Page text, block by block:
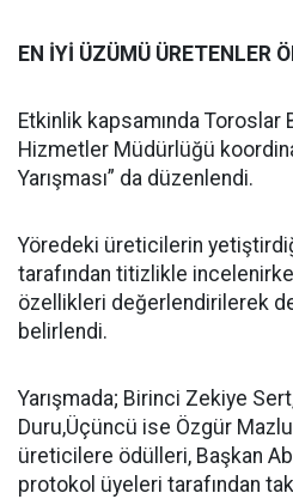
EN İYİ ÜZÜMÜ ÜRETENLER
Etkinlik kapsamında Toroslar
Hizmetler Müdürlüğü
Yarışması” da düzenlendi.
Yöredeki üreticilerin
tarafından titizlikle
özellikleri değerlendirilerek
belirlendi.
Yarışmada; Birinci Zekiye
Duru,Üçüncü ise Özgür
üreticilere ödülleri, Başkan
protokol üyeleri tarafından